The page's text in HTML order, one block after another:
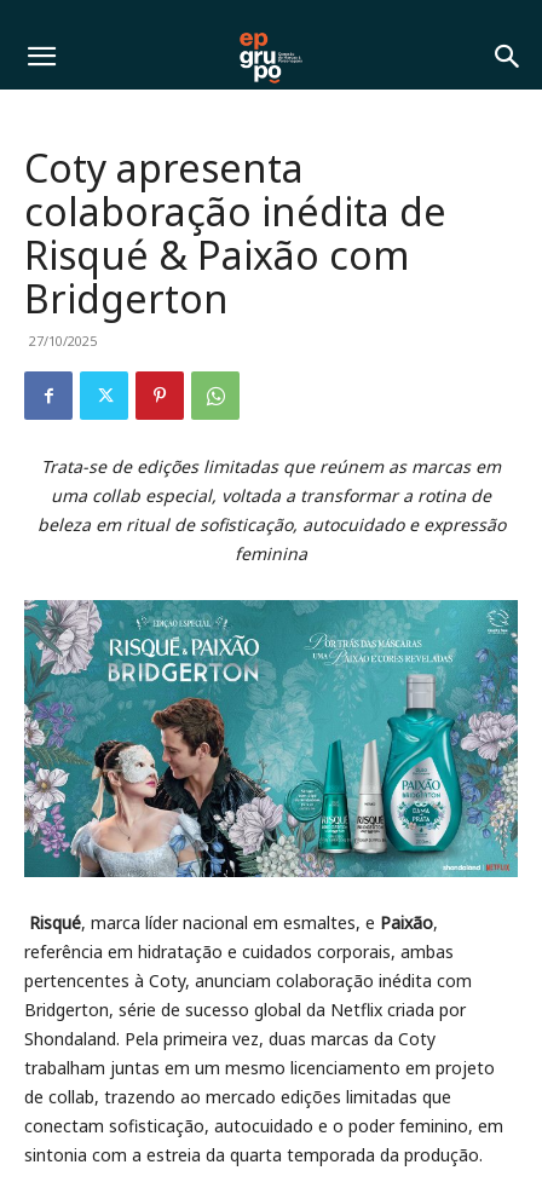
Coty apresenta
colaboração inédita de
Risqué & Paixão com
Bridgerton
27/10/2025
Trata-se de edições limitadas que reúnem as marcas em
uma collab especial, voltada a transformar a rotina de
beleza em ritual de sofisticação, autocuidado e expressão
feminina
Risqué, marca líder nacional em esmaltes, e Paixão,
referência em hidratação e cuidados corporais, ambas
pertencentes à Coty, anunciam colaboração inédita com
Bridgerton, série de sucesso global da Netflix criada por
Shondaland. Pela primeira vez, duas marcas da Coty
trabalham juntas em um mesmo licenciamento em projeto
de collab, trazendo ao mercado edições limitadas que
conectam sofisticação, autocuidado e o poder feminino, em
sintonia com a estreia da quarta temporada da produção.